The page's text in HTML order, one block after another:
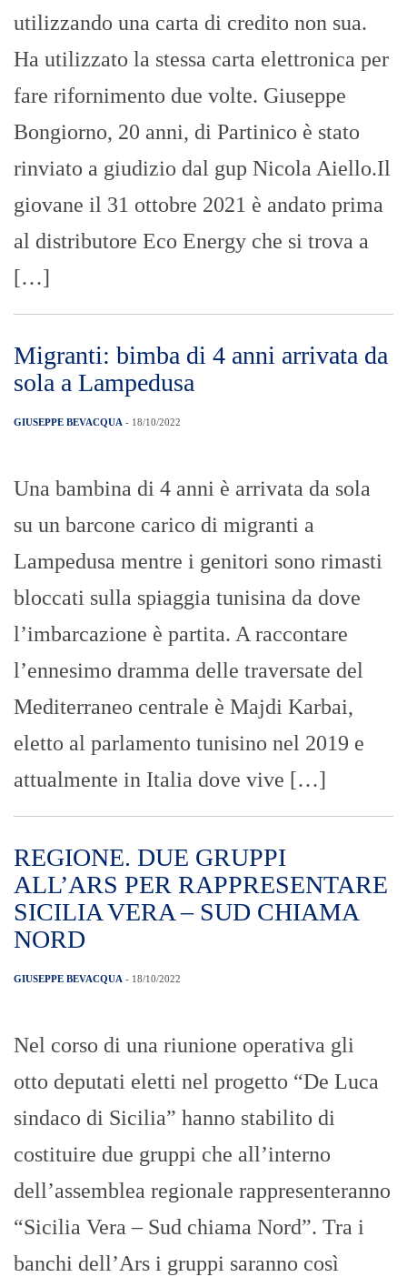
utilizzando una carta di credito non sua.
Ha utilizzato la stessa carta elettronica per
fare rifornimento due volte. Giuseppe
Bongiorno, 20 anni, di Partinico è stato
rinviato a giudizio dal gup Nicola Aiello.Il
giovane il 31 ottobre 2021 è andato prima
al distributore Eco Energy che si trova a
[…]
Migranti: bimba di 4 anni arrivata da
sola a Lampedusa
GIUSEPPE BEVACQUA - 18/10/2022
Una bambina di 4 anni è arrivata da sola
su un barcone carico di migranti a
Lampedusa mentre i genitori sono rimasti
bloccati sulla spiaggia tunisina da dove
l’imbarcazione è partita. A raccontare
l’ennesimo dramma delle traversate del
Mediterraneo centrale è Majdi Karbai,
eletto al parlamento tunisino nel 2019 e
attualmente in Italia dove vive […]
REGIONE. DUE GRUPPI
ALL’ARS PER RAPPRESENTARE
SICILIA VERA – SUD CHIAMA
NORD
GIUSEPPE BEVACQUA - 18/10/2022
Nel corso di una riunione operativa gli
otto deputati eletti nel progetto “De Luca
sindaco di Sicilia” hanno stabilito di
costituire due gruppi che all’interno
dell’assemblea regionale rappresenteranno
“Sicilia Vera – Sud chiama Nord”. Tra i
banchi dell’Ars i gruppi saranno così